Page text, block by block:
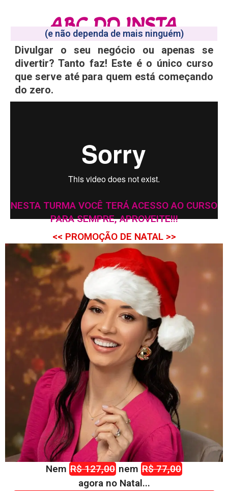
ABC DO INSTA
APRENDA A DOMINAR O INSTAGRAM
(e não dependa de mais ninguém)
Divulgar o seu negócio ou apenas se
divertir? Tanto faz! Este é o único curso
que serve até para quem está começando
do zero.
NESTA TURMA VOCÊ TERÁ ACESSO AO CURSO
PARA SEMPRE, APROVEITE!!!
<< PROMOÇÃO DE NATAL >>
Nem R$ 127,00 nem R$ 77,00
agora no Natal...